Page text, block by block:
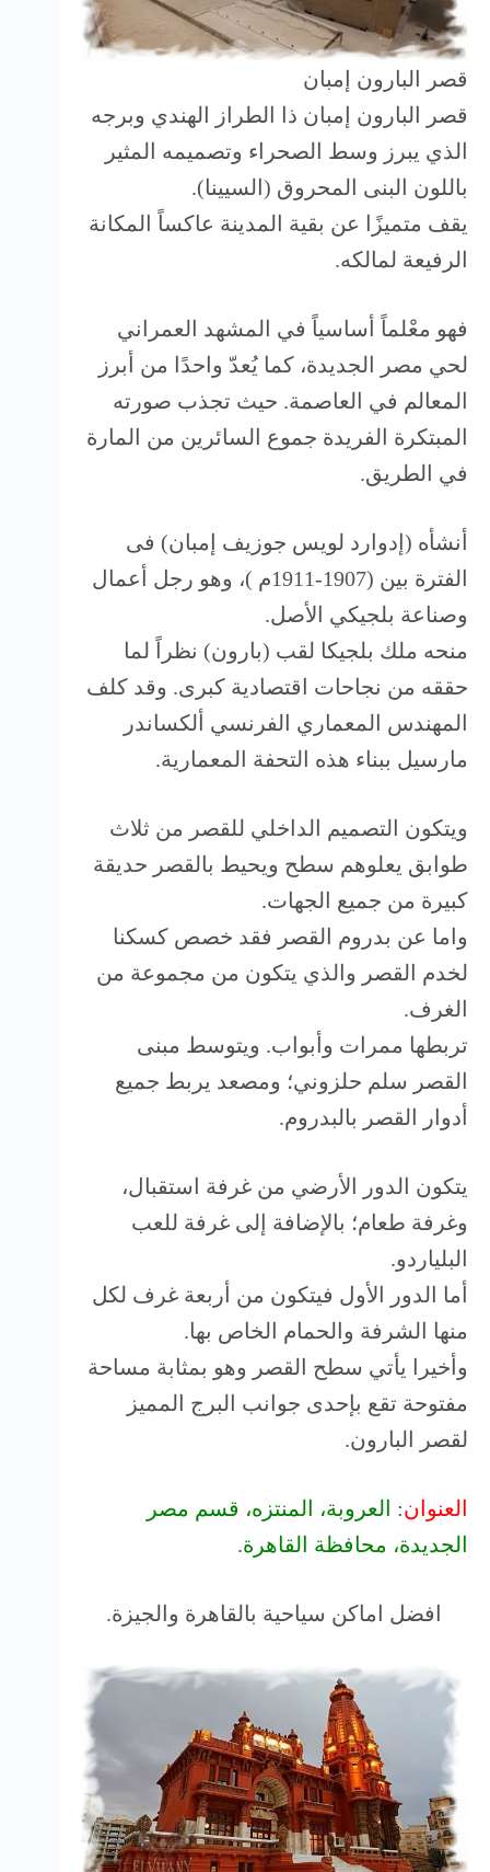
قصر البارون إمبان
قصر البارون إمبان ذا الطراز الهندي وبرجه
الذي يبرز وسط الصحراء وتصميمه المثير
باللون البنى المحروق (السيينا).
يقف متميزًا عن بقية المدينة عاكساً المكانة
الرفيعة لمالكه.
فهو معْلماً أساسياً في المشهد العمراني
لحي مصر الجديدة، كما يُعدّ واحدًا من أبرز
المعالم في العاصمة. حيث تجذب صورته
المبتكرة الفريدة جموع السائرين من المارة
في الطريق.
أنشأه (إدوارد لويس جوزيف إمبان) فى
الفترة بين (1907-1911م )، وهو رجل أعمال
وصناعة بلجيكي الأصل.
منحه ملك بلجيكا لقب (بارون) نظراً لما
حققه من نجاحات اقتصادية كبرى. وقد كلف
المهندس المعماري الفرنسي ألكساندر
مارسيل ببناء هذه التحفة المعمارية.
ويتكون التصميم الداخلي للقصر من ثلاث
طوابق يعلوهم سطح ويحيط بالقصر حديقة
كبيرة من جميع الجهات.
واما عن بدروم القصر فقد خصص كسكنا
لخدم القصر والذي يتكون من مجموعة من
الغرف.
تربطها ممرات وأبواب. ويتوسط مبنى
القصر سلم حلزوني؛ ومصعد يربط جميع
أدوار القصر بالبدروم.
يتكون الدور الأرضي من غرفة استقبال،
وغرفة طعام؛ بالإضافة إلى غرفة للعب
البلياردو.
أما الدور الأول فيتكون من أربعة غرف لكل
منها الشرفة والحمام الخاص بها.
وأخيرا يأتي سطح القصر وهو بمثابة مساحة
مفتوحة تقع بإحدى جوانب البرج المميز
لقصر البارون.
العنوان: العروبة، المنتزه، قسم مصر
الجديدة، محافظة القاهرة‬.
افضل اماكن سياحية بالقاهرة والجيزة.